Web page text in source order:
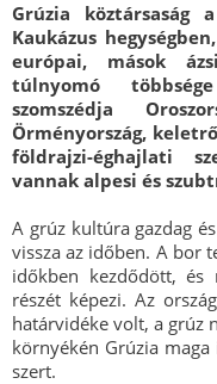
Grúzia köztársaság
Kaukázus
európai, mások
túlnyomó
szomszédja
Örményország,
földrajzi-éghajlati
vannak alpesi és
A grúz kultúra gazdag
vissza az időben. A bor
időkben kezdődött, és
részét képezi. Az
határvidéke volt, a grúz
környékén Grúzia
szert.